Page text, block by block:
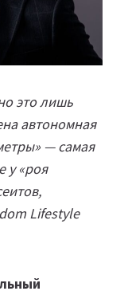
это лишь
автономная
— самая
у «роя
Lifestyle